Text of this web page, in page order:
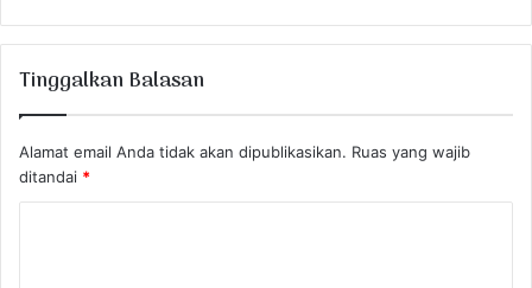
Tinggalkan Balasan
Alamat email Anda tidak akan dipublikasikan. Ruas yang wajib
ditandai *